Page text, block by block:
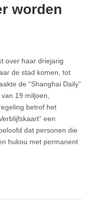
worden
over haar driejarig
de stad komen, tot
de “Shanghai Daily”
19 miljoen,
betrof het
een
dat personen die
hukou met permanent